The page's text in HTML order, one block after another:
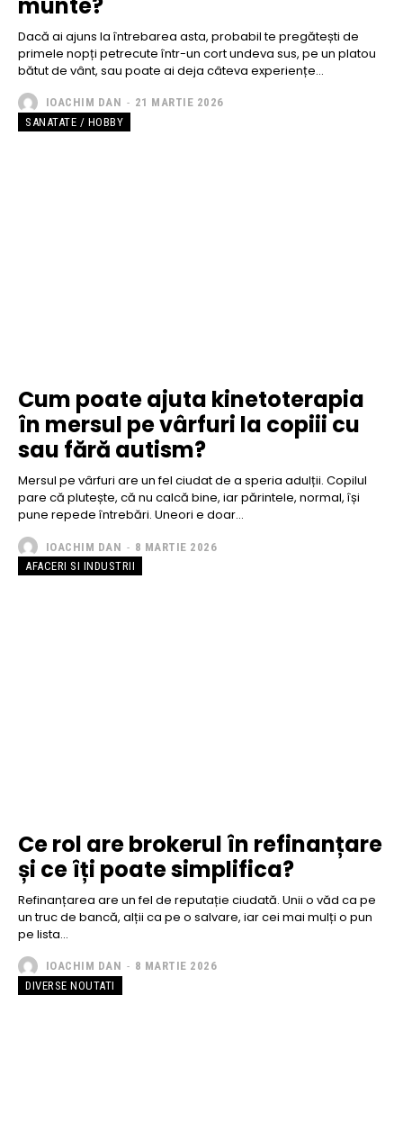
Dacă ai ajuns la întrebarea asta, probabil te pregătești de
primele nopți petrecute într-un cort undeva sus, pe un platou
bătut de vânt, sau poate ai deja câteva experiențe...
IOACHIM DAN - 21 MARTIE 2026
SANATATE / HOBBY
Cum poate ajuta kinetoterapia
în mersul pe vârfuri la copiii cu
sau fără autism?
Mersul pe vârfuri are un fel ciudat de a speria adulții. Copilul
pare că plutește, că nu calcă bine, iar părintele, normal, își
pune repede întrebări. Uneori e doar...
IOACHIM DAN - 8 MARTIE 2026
AFACERI SI INDUSTRII
Ce rol are brokerul în refinanțare
și ce îți poate simplifica?
Refinanțarea are un fel de reputație ciudată. Unii o văd ca pe
un truc de bancă, alții ca pe o salvare, iar cei mai mulți o pun
pe lista...
IOACHIM DAN - 8 MARTIE 2026
DIVERSE NOUTATI